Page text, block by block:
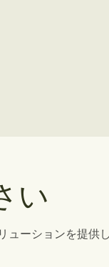
い
ューションを提供